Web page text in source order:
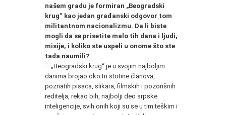
našem gradu je formiran „Beogradski
krug“ kao jedan građanski odgovor tom
militantnom nacionalizmu. Da li biste
mogli da se prisetite malo tih dana i ljudi,
misije, i koliko ste uspeli u onome što ste
tada naumili?
– „Beogradski krug“ je u svojim najboljim
danima brojao oko tri stotine članova,
poznatih pisaca, slikara, filmskih i pozorišnih
reditelja, rekao bih, najbolji deo srpske
inteligencije, svih onih koji su se u tim teškim i